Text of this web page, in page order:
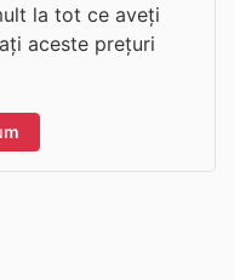
la tot ce aveți
aceste prețuri